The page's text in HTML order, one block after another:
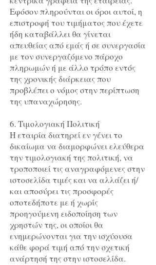
Εφόσον πληρούνται οι όροι αυτοί, η
επιστροφή του τιμήματος που έχετε
ήδη καταβάλλει θα γίνεται
απευθείας από εμάς ή σε συνεργασία
με τον συνεργαζόμενο πάροχο
πληρωμών ή με άλλο τρόπο εντός
της χρονικής διάρκειας που
προβλέπει ο νόμος στην περίπτωση
της υπαναχώρησης.
6. Τιμολογιακή Πολιτική
Η εταιρία διατηρεί εν γένει το
δικαίωμα να διαμορφώνει ελεύθερα
την τιμολογιακή της πολιτική, να
τροποποιεί τις αναγραφόμενες στην
ιστοσελίδα τιμές και να αλλάζει ή/
και αποσύρει τις προσφορές
οποτεδήποτε με ή χωρίς
προηγούμενη ειδοποίηση των
χρηστών της, οι οποίοι θα
ενημερώνονται για την ισχύουσα
κάθε φορά τιμή από την σχετική
ανάρτησή της στην ιστοσελίδα.